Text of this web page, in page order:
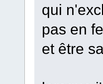
qui
pas en
et être